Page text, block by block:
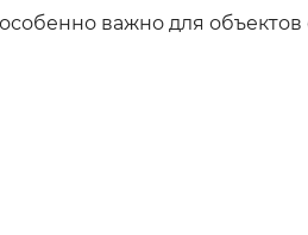
важно для